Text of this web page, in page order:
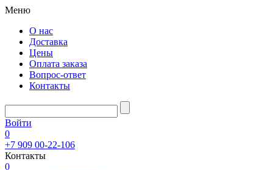
Меню
О нас
Доставка
Цены
Оплата заказа
Вопрос-ответ
Контакты
Войти
0
+7 909 00-22-106
Контакты
0